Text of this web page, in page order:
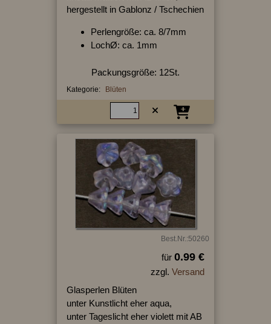
hergestellt in Gablonz / Tschechien
Perlengröße: ca. 8/7mm
LochØ: ca. 1mm
Packungsgröße: 12St.
Kategorie: Blüten
Best.Nr.:50260
für 0.99 €
zzgl. Versand
Glasperlen Blüten
unter Kunstlicht eher aqua,
unter Tageslicht eher violett mit AB